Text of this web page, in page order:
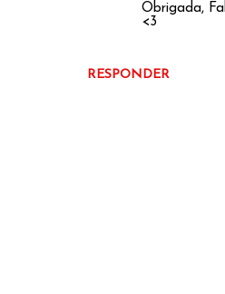
RESPONDER
Obrigada,
<3